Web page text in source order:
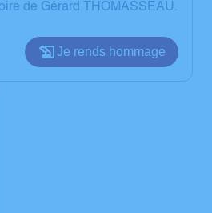
de Gérard THOMASSEAU.
Je rends hommage